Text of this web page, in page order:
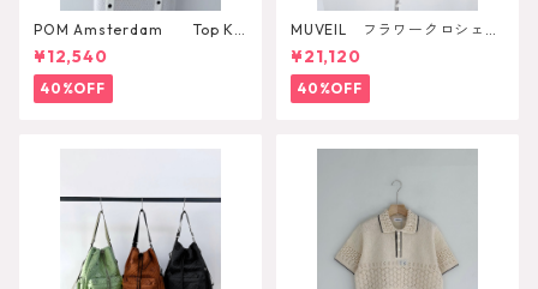
POM Amsterdam Top Ka
e Pulm
¥12,540
40%OFF
MUVEIL フラワークロシェカ
ットソー
¥21,120
40%OFF